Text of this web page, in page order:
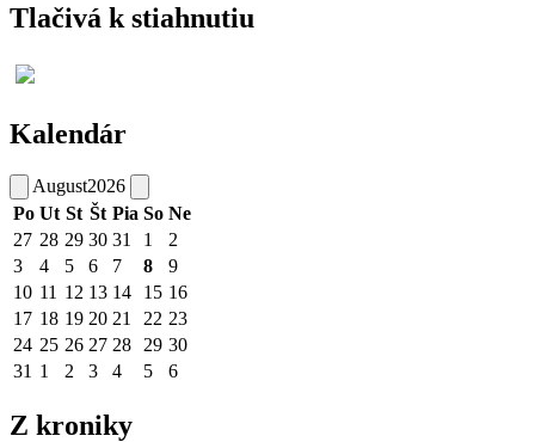
Tlačivá k stiahnutiu
Kalendár
August2026
Po Ut St Št Pia So Ne
27 28 29 30 31 1
2
3
4 5 6 7 8
9
10 11 12 13 14 15 16
17 18 19 20 21 22 23
24 25 26 27 28 29 30
31 1 2 3 4 5 6
Z kroniky